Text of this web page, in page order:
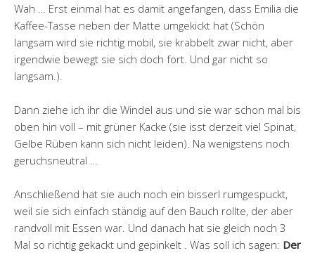
Wah … Erst einmal hat es damit angefangen, dass Emilia die
Kaffee-Tasse neben der Matte umgekickt hat (Schön
langsam wird sie richtig mobil, sie krabbelt zwar nicht, aber
irgendwie bewegt sie sich doch fort. Und gar nicht so
langsam.).
Dann ziehe ich ihr die Windel aus und sie war schon mal bis
oben hin voll – mit grüner Kacke (sie isst derzeit viel Spinat,
Gelbe Rüben kann sich nicht leiden). Na wenigstens noch
geruchsneutral …
Anschließend hat sie auch noch ein bisserl rumgespuckt,
weil sie sich einfach ständig auf den Bauch rollte, der aber
randvoll mit Essen war. Und danach hat sie gleich noch 3
Mal so richtig gekackt und gepinkelt . Was soll ich sagen: Der